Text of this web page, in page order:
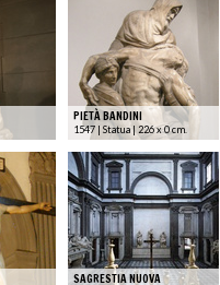
PIETÀ BANDINI
1547 | Statua | 226 x 0 cm.
SAGRESTIA NUOVA